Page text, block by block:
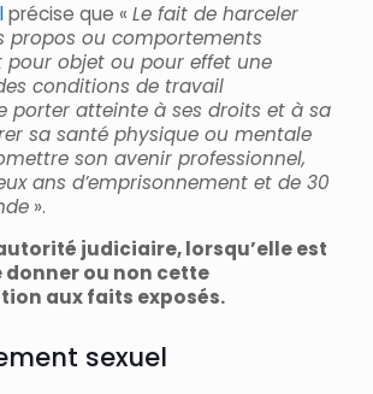
précise que « Le fait de harceler
propos ou comportements
pour objet ou pour effet une
conditions de travail
porter atteinte à ses droits et à sa
sa santé physique ou mentale
son avenir professionnel,
ans d’emprisonnement et de 30
».
judiciaire, lorsqu’elle est
donner ou non cette
aux faits exposés.
sexuel